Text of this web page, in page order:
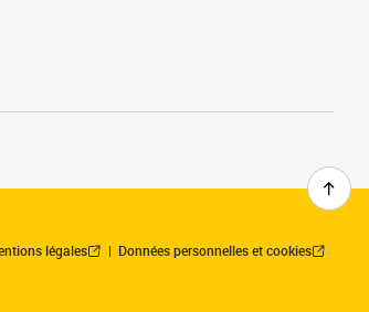
légales Données personnelles et cookies